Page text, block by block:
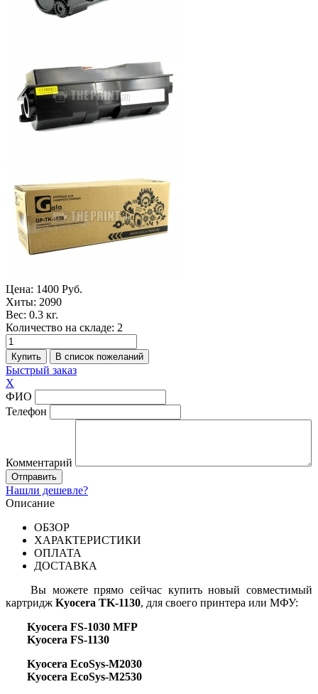
Цена: 1400 Руб.
Хиты: 2090
Вес: 0.3 кг.
Количество на складе: 2
Быстрый заказ
X
ФИО
Телефон
Комментарий
Нашли дешевле?
Описание
ОБЗОР
ХАРАКТЕРИСТИКИ
ОПЛАТА
ДОСТАВКА
Вы можете прямо сейчас купить новый совместимый
картридж Kyocera TK-1130, для своего принтера или МФУ:
Kyocera FS-1030 MFP
Kyocera FS-1130
Kyocera EcoSys-M2030
Kyocera EcoSys-M2530